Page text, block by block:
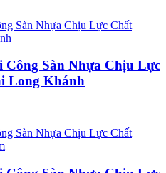
Công Sàn Nhựa Chịu Lực
Long Khánh